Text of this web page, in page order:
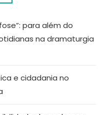
para além do
na dramaturgia
e cidadania no